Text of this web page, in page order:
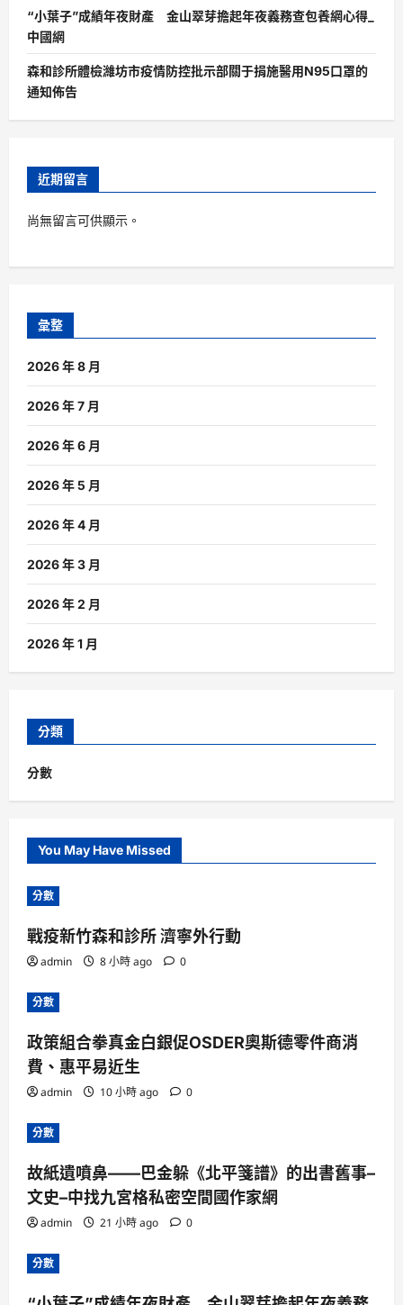
“小葉子”成績年夜財產 金山翠芽擔起年夜義務查包養網心得_
中國網
森和診所體檢濰坊市疫情防控批示部關于捐施醫用N95口罩的
通知佈告
近期留言
尚無留言可供顯示。
彙整
2026 年 8 月
2026 年 7 月
2026 年 6 月
2026 年 5 月
2026 年 4 月
2026 年 3 月
2026 年 2 月
2026 年 1 月
分類
分數
You May Have Missed
分數
戰疫新竹森和診所 濟寧外行動
admin 8 小時 ago 0
分數
政策組合拳真金白銀促OSDER奧斯德零件商消
費、惠平易近生
admin 10 小時 ago 0
分數
故紙遺噴鼻——巴金躲《北平箋譜》的出書舊事–
文史–中找九宮格私密空間國作家網
admin 21 小時 ago 0
分數